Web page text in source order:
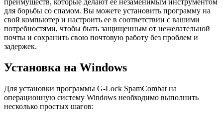
преимуществ, которые делают ее незаменимым инструментом
для борьбы со спамом. Вы можете установить программу на
свой компьютер и настроить ее в соответствии с вашими
потребностями, чтобы быть защищенным от нежелательной
почты и сохранить свою почтовую работу без проблем и
задержек.
Установка на Windows
Для установки программы G-Lock SpamCombat на
операционную систему Windows необходимо выполнить
несколько простых шагов: